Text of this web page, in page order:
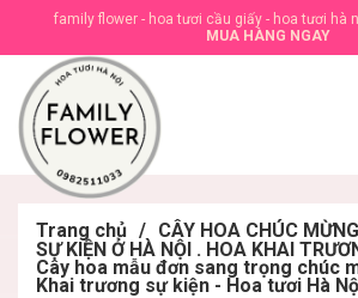
family flower - hoa tươi cầu giấy - hoa tươi hà
MUA HÀNG NGAY
Trang chủ / CÂY HOA CHÚC
SỰ KIỆN Ở HÀ NỘI . HOA KHAI
Cây hoa mẫu đơn sang trọng chúc
Khai trương sự kiện - Hoa tươi Hà